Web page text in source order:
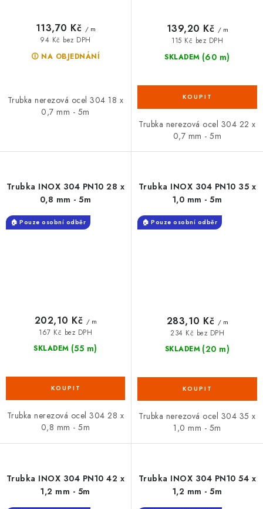
🛈 NA OBJEDNÁNÍ
94 Kč bez DPH
113,70 Kč / m
Trubka nerezová ocel 304 18 x
0,7 mm - 5m
SKLADEM (60 m)
115 Kč bez DPH
139,20 Kč / m
Trubka nerezová ocel 304 22 x
0,7 mm - 5m
Trubka INOX 304 PN10 28 x
0,8 mm - 5m
🏠 Pouze osobní odběr
SKLADEM (55 m)
167 Kč bez DPH
202,10 Kč / m
Trubka nerezová ocel 304 28 x
0,8 mm - 5m
Trubka INOX 304 PN10 35 x
1,0 mm - 5m
🏠 Pouze osobní odběr
SKLADEM (20 m)
234 Kč bez DPH
283,10 Kč / m
Trubka nerezová ocel 304 35 x
1,0 mm - 5m
Trubka INOX 304 PN10 42 x
1,2 mm - 5m
Trubka INOX 304 PN10 54 x
1,2 mm - 5m